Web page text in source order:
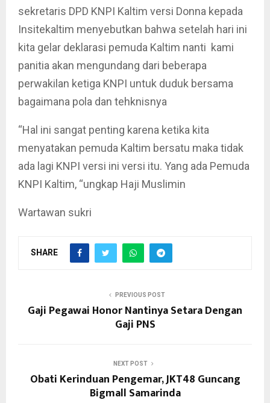
sekretaris DPD KNPI Kaltim versi Donna kepada
Insitekaltim menyebutkan bahwa setelah hari ini
kita gelar deklarasi pemuda Kaltim nanti kami
panitia akan mengundang dari beberapa
perwakilan ketiga KNPI untuk duduk bersama
bagaimana pola dan tehknisnya
“Hal ini sangat penting karena ketika kita
menyatakan pemuda Kaltim bersatu maka tidak
ada lagi KNPI versi ini versi itu. Yang ada Pemuda
KNPI Kaltim, “ungkap Haji Muslimin
Wartawan sukri
SHARE
PREVIOUS POST
Gaji Pegawai Honor Nantinya Setara Dengan
Gaji PNS
NEXT POST
Obati Kerinduan Pengemar, JKT48 Guncang
Bigmall Samarinda